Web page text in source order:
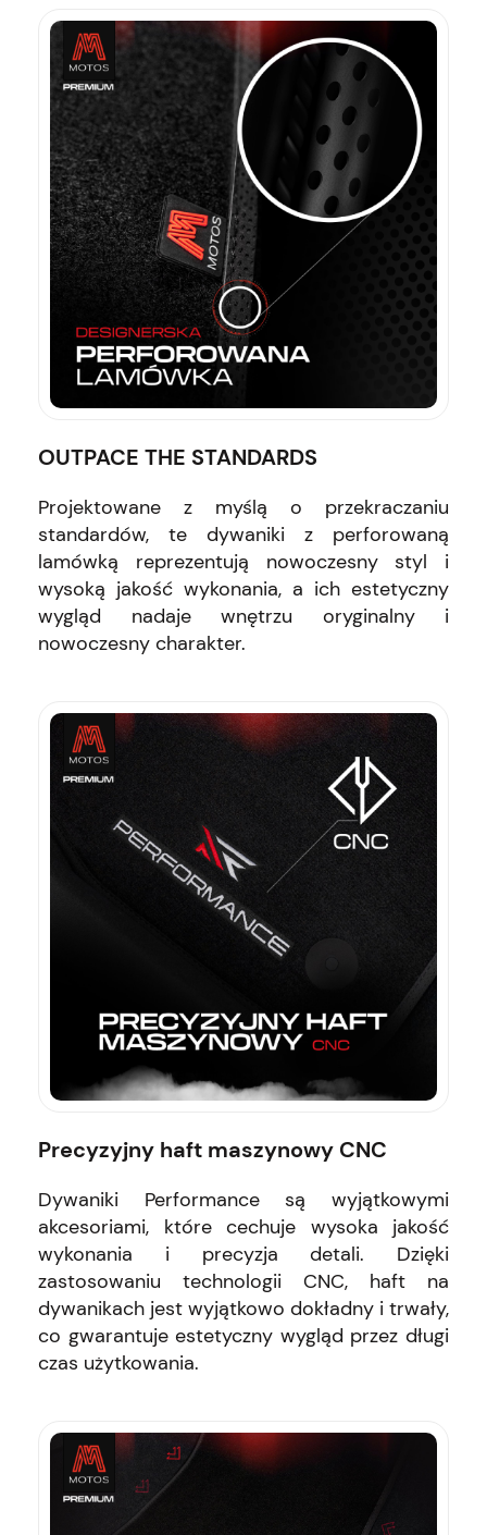
OUTPACE THE STANDARDS
Projektowane z myślą o przekraczaniu
standardów, te dywaniki z perforowaną
lamówką reprezentują nowoczesny styl i
wysoką jakość wykonania, a ich estetyczny
wygląd nadaje wnętrzu oryginalny i
nowoczesny charakter.
Precyzyjny haft maszynowy CNC
Dywaniki Performance są wyjątkowymi
akcesoriami, które cechuje wysoka jakość
wykonania i precyzja detali. Dzięki
zastosowaniu technologii CNC, haft na
dywanikach jest wyjątkowo dokładny i trwały,
co gwarantuje estetyczny wygląd przez długi
czas użytkowania.